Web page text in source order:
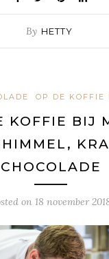
By HETTY
OP DE KOFFIE
KOFFIE BIJ
CHOCOLADE
on 18 november